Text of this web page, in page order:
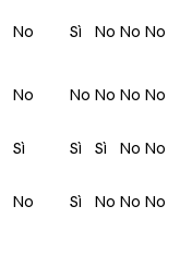
No Sì No No No
No No No No No
Sì Sì Sì No No
No Sì No No No